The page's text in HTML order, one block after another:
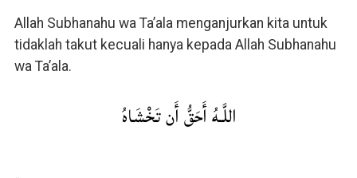
Allah Subhanahu wa Ta’ala menganjurkan kita untuk
tidaklah takut kecuali hanya kepada Allah Subhanahu
wa Ta’ala.
اللَّـهُ أَحَقُّ أَن تَخْشَاهُ